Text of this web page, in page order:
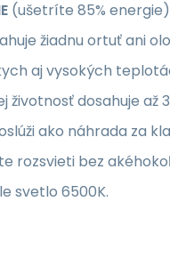
(ušetríte 85%
žiadnu ortuť ani
aj vysokých
životnosť dosahuje až
ako náhrada za
rozsvieti bez
svetlo 6500K.